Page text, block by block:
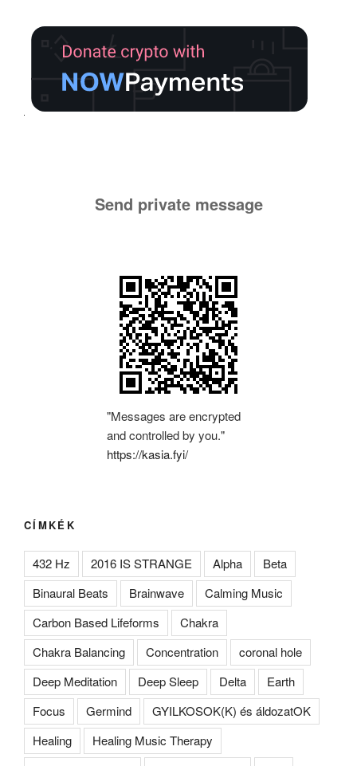
Send private message
"Messages are encrypted
and controlled by you."
https://kasia.fyi/
CÍMKÉK
432 Hz 2016 IS STRANGE Alpha
Beta
Binaural Beats
Brainwave
Calming Music
Carbon Based Lifeforms
Chakra
Chakra Balancing
Concentration
coronal hole
Deep Meditation
Deep Sleep Delta
Earth
Focus
Germind
GYILKOSOK(K) és áldozatOK
Healing
Healing Music Therapy